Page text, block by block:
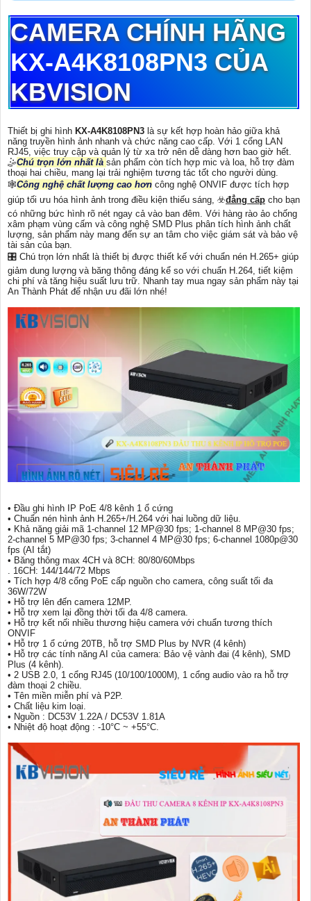
CAMERA CHÍNH HÃNG
KX-A4K8108PN3 CỦA
KBVISION
Thiết bị ghi hình KX-A4K8108PN3 là sự kết hợp hoàn hảo giữa khả
năng truyền hình ảnh nhanh và chức năng cao cấp. Với 1 cổng LAN
RJ45, việc truy cập và quản lý từ xa trở nên dễ dàng hơn bao giờ hết.
🤹Chú trọn lớn nhất là sản phẩm còn tích hợp mic và loa, hỗ trợ đàm
thoại hai chiều, mang lại trải nghiệm tương tác tốt cho người dùng.
🕸️Công nghệ chất lượng cao hơn công nghệ ONVIF được tích hợp
giúp tối ưu hóa hình ảnh trong điều kiện thiếu sáng, ☣️đẳng cấp cho bạn
có những bức hình rõ nét ngay cả vào ban đêm. Với hàng rào ảo chống
xâm phạm vùng cấm và công nghệ SMD Plus phân tích hình ảnh chất
lượng, sản phẩm này mang đến sự an tâm cho việc giám sát và bảo vệ
tài sản của bạn.
🎛 Chú trọn lớn nhất là thiết bị được thiết kế với chuẩn nén H.265+ giúp
giảm dung lượng và băng thông đáng kể so với chuẩn H.264, tiết kiệm
chi phí và tăng hiệu suất lưu trữ. Nhanh tay mua ngay sản phẩm này tại
An Thành Phát để nhận ưu đãi lớn nhé!
• Đầu ghi hình IP PoE 4/8 kênh 1 ổ cứng
• Chuẩn nén hình ảnh H.265+/H.264 với hai luồng dữ liệu.
• Khả năng giải mã 1-channel 12 MP@30 fps; 1-channel 8 MP@30 fps;
2-channel 5 MP@30 fps; 3-channel 4 MP@30 fps; 6-channel 1080p@30
fps (AI tắt)
• Băng thông max 4CH và 8CH: 80/80/60Mbps
. 16CH: 144/144/72 Mbps
• Tích hợp 4/8 cổng PoE cấp nguồn cho camera, công suất tối đa
36W/72W
• Hỗ trợ lên đến camera 12MP.
• Hỗ trợ xem lại đồng thời tối đa 4/8 camera.
• Hỗ trợ kết nối nhiều thương hiệu camera với chuẩn tương thích
ONVIF
• Hỗ trợ 1 ổ cứng 20TB, hỗ trợ SMD Plus by NVR (4 kênh)
• Hỗ trợ các tính năng AI của camera: Bảo vệ vành đai (4 kênh), SMD
Plus (4 kênh).
• 2 USB 2.0, 1 cổng RJ45 (10/100/1000M), 1 cổng audio vào ra hỗ trợ
đàm thoại 2 chiều.
• Tên miền miễn phí và P2P.
• Chất liệu kim loại.
• Nguồn : DC53V 1.22A / DC53V 1.81A
• Nhiệt độ hoạt động : -10°C ~ +55°C.